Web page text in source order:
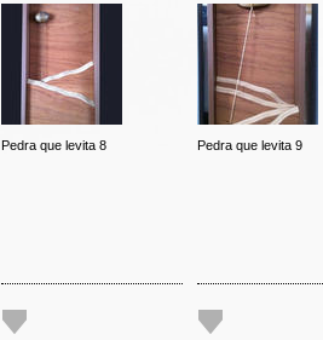
Pedra que levita 8 Pedra que levita 9